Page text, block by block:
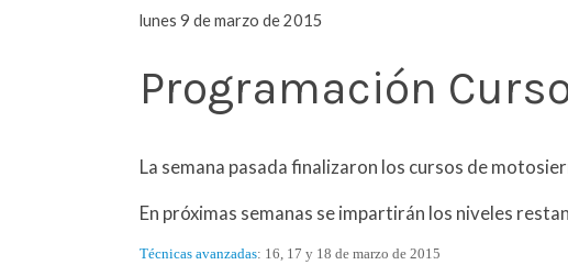
lunes 9 de marzo de 2015
Programación
La semana pasada finalizaron los cursos de
En próximas semanas se impartirán los niveles
Técnicas avanzadas: 16, 17 y 18 de marzo de 2015